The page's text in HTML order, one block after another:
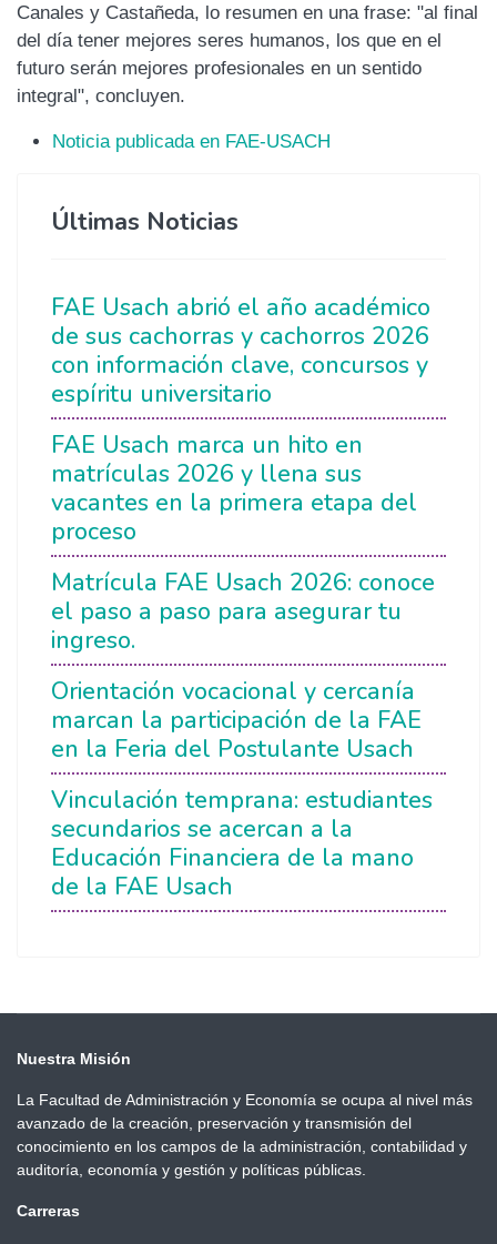
Canales y Castañeda, lo resumen en una frase: "al final
del día tener mejores seres humanos, los que en el
futuro serán mejores profesionales en un sentido
integral", concluyen.
Noticia publicada en FAE-USACH
Últimas Noticias
FAE Usach abrió el año académico
de sus cachorras y cachorros 2026
con información clave, concursos y
espíritu universitario
FAE Usach marca un hito en
matrículas 2026 y llena sus
vacantes en la primera etapa del
proceso
Matrícula FAE Usach 2026: conoce
el paso a paso para asegurar tu
ingreso.
Orientación vocacional y cercanía
marcan la participación de la FAE
en la Feria del Postulante Usach
Vinculación temprana: estudiantes
secundarios se acercan a la
Educación Financiera de la mano
de la FAE Usach
Nuestra Misión
La Facultad de Administración y Economía se ocupa al nivel más
avanzado de la creación, preservación y transmisión del
conocimiento en los campos de la administración, contabilidad y
auditoría, economía y gestión y políticas públicas.
Carreras